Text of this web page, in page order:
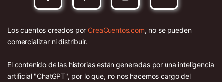
Los cuentos creados por CreaCuentos.com, no se pueden
comercializar ni distribuir.
El contenido de las historias están generadas por una inteligencia
artificial "ChatGPT", por lo que, no nos hacemos cargo del